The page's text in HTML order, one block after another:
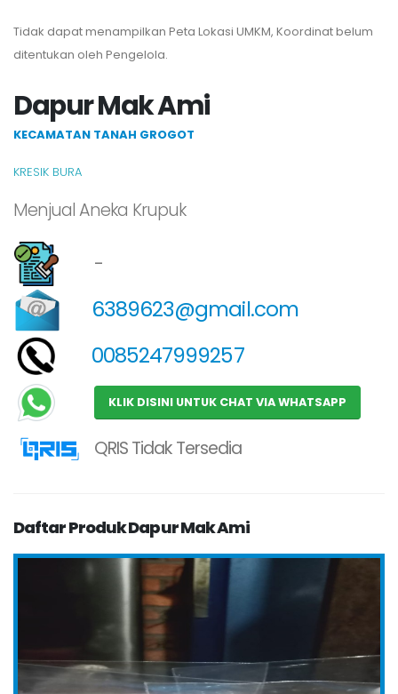
Dapur Mak Ami
KECAMATAN TANAH GROGOT
KRESIK BURA
Menjual Aneka Krupuk
-
6389623@gmail.com
0085247999257
KLIK DISINI UNTUK CHAT VIA WHATSAPP
QRIS Tidak Tersedia
Tidak dapat menampilkan Peta Lokasi UMKM, Koordinat belum
ditentukan oleh Pengelola.
Daftar Produk Dapur Mak Ami